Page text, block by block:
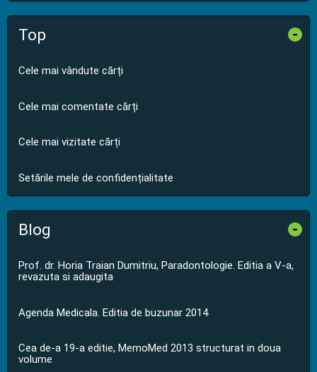
Top -
Cele mai vândute cărți
Cele mai comentate cărți
Cele mai vizitate cărți
Setările mele de confidențialitate
Blog -
Prof. dr. Horia Traian Dumitriu, Paradontologie. Editia a V-a,
revazuta si adaugita
Agenda Medicala. Editia de buzunar 2014
Cea de-a 19-a editie, MemoMed 2013 structurat in doua
volume